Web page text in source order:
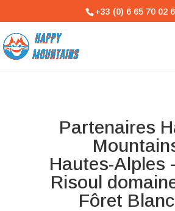
+33 (0) 6 65 70 02
Partenaires
Hautes-Alples
Risoul
Fôret